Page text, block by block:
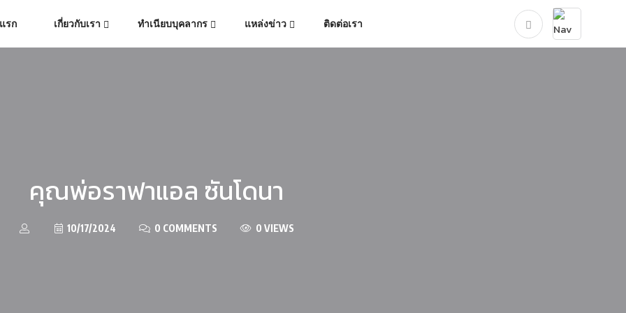
รก เกี่ยวกับเรา ทำเนียบบุคลากร แหล่งข่าว ติดต่อเรา
คุณพ่อราฟาแอล ซันโดนา
10/17/2024 0 COMMENTS 0 VIEWS